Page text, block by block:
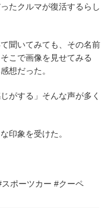
たクルマが復活するらし
聞いてみても、その名前
こで画像を見せてみる
想だった。
がする」そんな声が多く
印象を受けた。
ポーツカー #クーペ